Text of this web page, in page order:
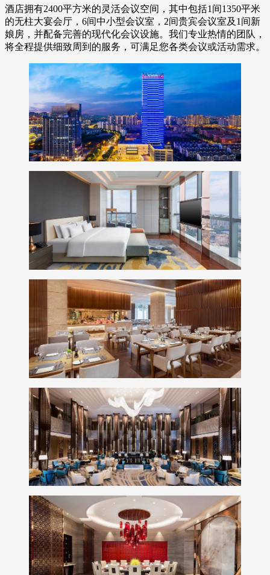
酒店拥有2400平方米的灵活会议空间，其中包括1间1350平米
的无柱大宴会厅，6间中小型会议室，2间贵宾会议室及1间新
娘房，并配备完善的现代化会议设施。我们专业热情的团队，
将全程提供细致周到的服务，可满足您各类会议或活动需求。